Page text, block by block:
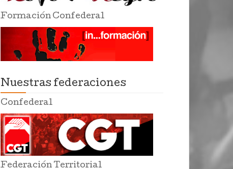
Formación Confederal
Nuestras federaciones
Confederal
Federación Territorial